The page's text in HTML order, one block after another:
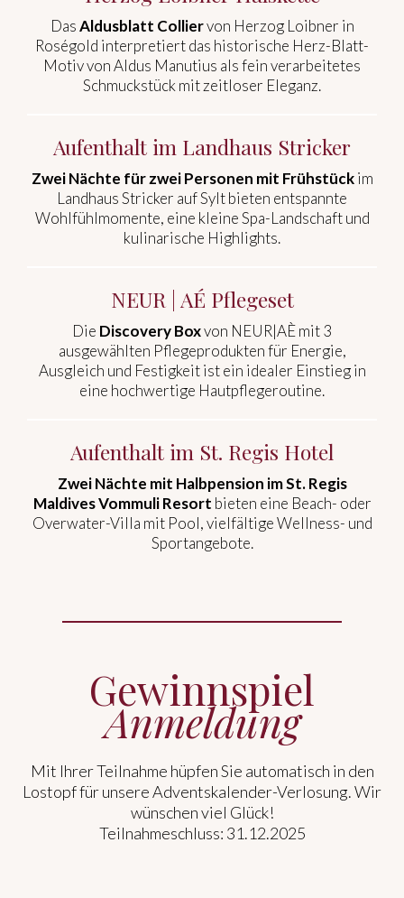
DasAldusblatt Colliervon Herzog Loibner in
Roségold interpretiert das historische Herz-Blatt-
Motiv von Aldus Manutius als fein verarbeitetes
Schmuckstück mit zeitloser Eleganz.
Aufenthalt im Landhaus Stricker
Zwei Nächte für zwei Personen mit Frühstückim
Landhaus Stricker auf Sylt bieten entspannte
Wohlfühlmomente, eine kleine Spa-Landschaft und
kulinarische Highlights.
NEUR | AÉ Pflegeset
Die Discovery Boxvon NEUR|AÈ mit 3
ausgewählten Pflegeprodukten für Energie,
Ausgleich und Festigkeit ist ein idealer Einstieg in
eine hochwertige Hautpflegeroutine.
Aufenthalt im St. Regis Hotel
Zwei Nächte mit Halbpension im St. Regis
Maldives Vommuli Resort bieten eine Beach- oder
Overwater-Villa mit Pool, vielfältige Wellness- und
Sportangebote.
Gewinnspiel
Anmeldung
Mit Ihrer Teilnahme hüpfen Sie automatisch in den
Lostopf für unsere Adventskalender-Verlosung. Wir
wünschen viel Glück!
Teilnahmeschluss: 31.12.2025